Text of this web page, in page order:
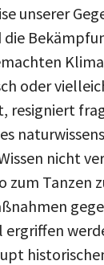
unserer
die
oder
resigniert
nicht
zum Tanzen
ergriffen